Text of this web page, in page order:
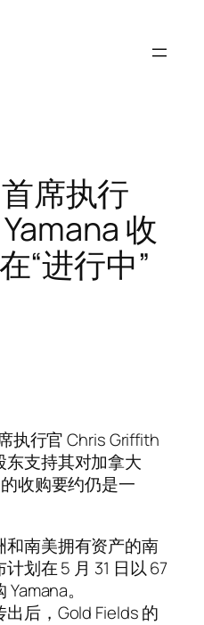
席执行
收
“进行中”
执行官 Chris Griffith
支持其对加拿大
的收购要约仍是一
南美拥有资产的南
划在 5 月 31 日以 67
。
后，Gold Fields 的